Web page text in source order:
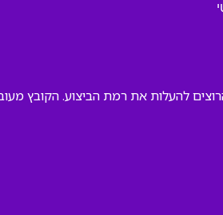
להעלות את רמת הביצוע. הקובץ